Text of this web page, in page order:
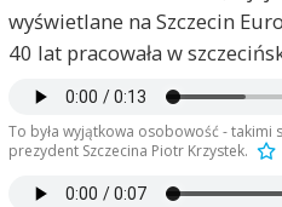
wyświetlane na Szczecin
40 lat pracowała w
To była wyjątkowa osobowość - takimi
prezydent Szczecina Piotr Krzystek.